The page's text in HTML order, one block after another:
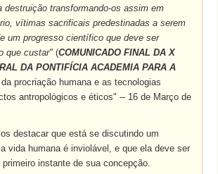
destruição transformando-os assim em
vítimas sacrificais predestinadas a serem
um progresso científico que deve ser
que custar"(COMUNICADO FINAL DA X
DA PONTIFÍCIA ACADEMIA PARA A
procriação humana e as tecnologias
antropológicos e éticos" -- 16 de Março de
destacar que está se discutindo um
vida humana é inviolável, e que ela deve ser
instante de sua concepção.